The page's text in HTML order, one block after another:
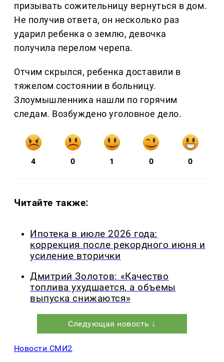
призывать сожительницу вернуться в дом.
Не получив ответа, он несколько раз
ударил ребенка о землю, девочка
получила перелом черепа.
Отчим скрылся, ребенка доставили в
тяжелом состоянии в больницу.
Злоумышленника нашли по горячим
следам. Возбуждено уголовное дело.
4 0 1 0 0
Читайте также:
Ипотека в июле 2026 года:
коррекция после рекордного июня и
усиление вторички
Дмитрий Золотов: «Качество
топлива ухудшается, а объемы
выпуска снижаются»
Следующая новость ↓
Новости СМИ2